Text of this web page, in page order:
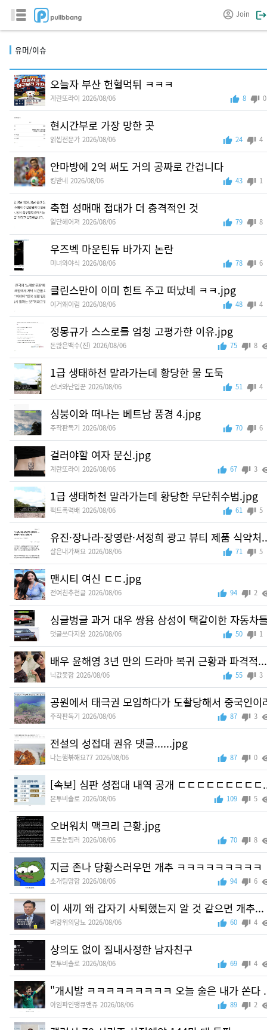
Join
유머/이슈
오늘자 부산 헌혈먹튀 ㅋㅋㅋ
계란또라이 2026/08/06 8 0
현시간부로 가장 망한 곳
읽씹전문가 2026/08/06 24 4
안마방에 2억 써도 거의 공짜로 간겁니다
킹받네 2026/08/06 43 1
축협 성매매 접대가 더 충격적인 것
일단헤어져 2026/08/06 79 8
우즈벡 마운틴듀 바가지 논란
미녀와야식 2026/08/06 78 6
클린스만이 이미 힌트 주고 떠났네 ㅋㅋ.jpg
이거왜이럼 2026/08/06 48 4
정몽규가 스스로를 엄청 고평가한 이유.jpg
돈많은백수(진) 2026/08/06 75 8
1급 생태하천 말라가는데 황당한 물 도둑
선녀와난입꾼 2026/08/06 51 4
싱붕이와 떠나는 베트남 풍경 4.jpg
주작판독기 2026/08/06 70 6
걸러야할 여자 문신.jpg
계란또라이 2026/08/06 67 3
1급 생태하천 말라가는데 황당한 무단취수범.jpg
팩트폭력배 2026/08/06 61 5
유진·장나라·장영란·서정희 광고 뷰티 제품 식약처
살은내가쪄요 2026/08/06 71 5
맨시티 여신 ㄷㄷ.jpg
전여친추천글 2026/08/06 94 2
싱글벙글 과거 대우 쌍용 삼성이 택갈이한 자동차
댓글쓰다지움 2026/08/06 50 1
배우 윤해영 3년 만의 드라마 복귀 근황과 파격적...
닉값못함 2026/08/06 55 3
공원에서 태극권 모임하다가 도촬당해서 중국인이
주작판독기 2026/08/06 87 3
전설의 성접대 권유 댓글......jpg
나는햄볶해요77 2026/08/06 87 0
[속보] 심판 성접대 내역 공개 ㄷㄷㄷㄷㄷㄷㄷㄷㄷ
본투비솔로 2026/08/06 109 5
오버워치 맥크리 근황.jpg
프로눈팅러 2026/08/06 70 8
지금 존나 당황스러우면 개추 ㅋㅋㅋㅋㅋㅋㅋㅋㅋ
소개팅망함 2026/08/06 94 6
이 새끼 왜 갑자기 사퇴했는지 알 것 같으면 개추...
벼랑위의당뇨 2026/08/06 60 4
상의도 없이 질내사정한 남자친구
본투비솔로 2026/08/06 69 4
"개시발 ㅋㅋㅋㅋㅋㅋㅋㅋㅋ 오늘 술은 내가 쏜다
아임파인땡큐앤쥬 2026/08/06 89 2